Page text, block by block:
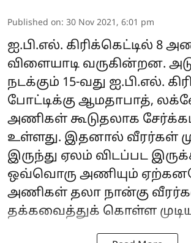
Published on: 30 Nov 2021, 6:01 pm
ஐ.பி.எல். கிரிக்கெட்டில் 8
விளையாடி வருகின்றன.
நடக்கும் 15-வது ஐ.பி.எல்.
போட்டிக்கு ஆமதாபாத்,
அணிகள் கூடுதலாக
உள்ளது. இதனால் வீரர்கள்
இருந்து ஏலம் விடப்பட
ஒவ்வொரு அணியும்
அணிகள் தலா நான்கு
தக்கவைத்துக் கொள்ள